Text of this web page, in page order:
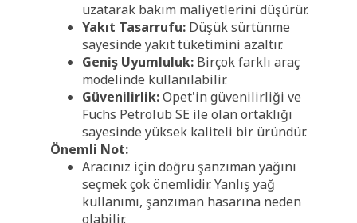
uzatarak bakım maliyetlerini düşürür.
Yakıt Tasarrufu: Düşük sürtünme
sayesinde yakıt tüketimini azaltır.
Geniş Uyumluluk: Birçok farklı araç
modelinde kullanılabilir.
Güvenilirlik:Opet'in güvenilirliği ve
Fuchs Petrolub SE ile olan ortaklığı
sayesinde yüksek kaliteli bir üründür.
Önemli Not:
Aracınız için doğru şanzıman yağını
seçmek çok önemlidir. Yanlış yağ
kullanımı, şanzıman hasarına neden
olabilir.